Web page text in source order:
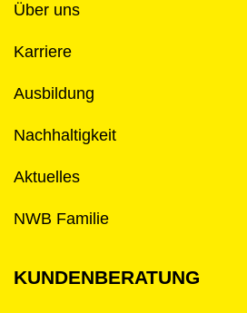
Über uns
Karriere
Ausbildung
Nachhaltigkeit
Aktuelles
NWB Familie
KUNDENBERATUNG